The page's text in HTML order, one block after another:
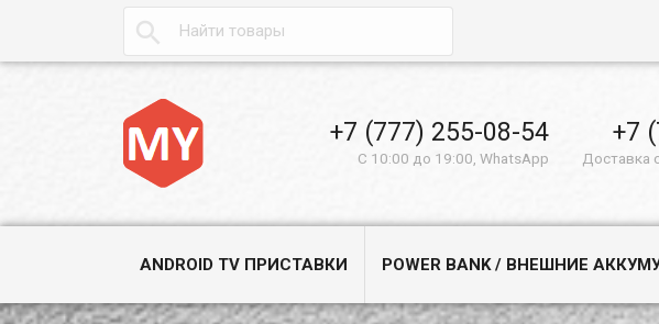

+7 (777) 255-08-54
С 10:00 до 19:00, WhatsApp
+7
Доставка
ANDROID TV ПРИСТАВКИ POWER BANK / ВНЕШНИЕ